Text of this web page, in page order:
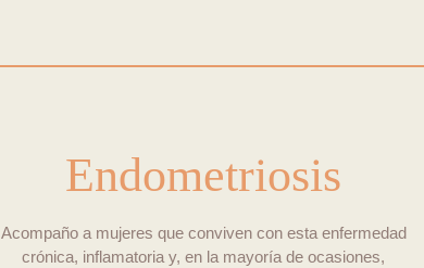
Endometriosis
Acompaño a mujeres que conviven con esta enfermedad
crónica, inflamatoria y, en la mayoría de ocasiones,